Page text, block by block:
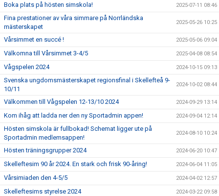
Boka plats på hösten simskola! 2025-07-11 08:46
Fina prestationer av våra simmare på Norrländska
mästerskapet
2025-05-26 10:25
Vårsimmet en succé ! 2025-05-06 09:04
Välkomna till Vårsimmet 3-4/5 2025-04-08 08:54
Vågspelen 2024 2024-10-15 09:13
Svenska ungdomsmästerskapet regionsfinal i Skellefteå 9-
10/11
2024-10-02 08:44
Välkommen till Vågspelen 12-13/10 2024 2024-09-29 13:14
Kom ihåg att ladda ner den ny Sportadmin appen! 2024-09-04 12:14
Hösten simskola är fullbokad! Schemat ligger ute på
Sportadmin medlemsappen!
2024-08-10 10:24
Hösten träningsgrupper 2024 2024-06-20 10:47
Skelleftesim 90 år 2024. En stark och frisk 90-åring! 2024-06-04 11:05
Vårsimiaden den 4-5/5 2024-04-02 12:57
Skelleftesims styrelse 2024 2024-03-22 09:58